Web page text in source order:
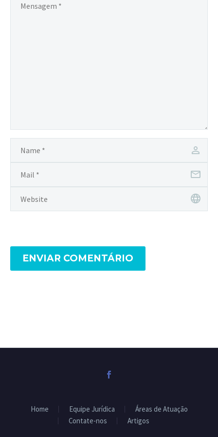
ENVIAR COMENTÁRIO
Home Equipe Jurídica
Áreas de Atuação
Contate-nos
Artigos